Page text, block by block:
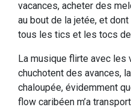
vacances, acheter des
au bout de la jetée, et
tous les tics et les tocs de
La musique flirte avec les
chuchotent des avances,
chaloupée, évidemment
flow caribéen m’a